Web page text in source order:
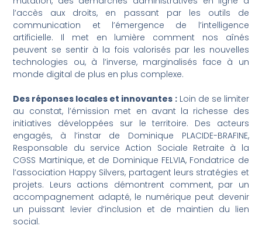
l’accès aux droits, en passant par les outils de
communication et l’émergence de l’intelligence
artificielle. Il met en lumière comment nos aînés
peuvent se sentir à la fois valorisés par les nouvelles
technologies ou, à l’inverse, marginalisés face à un
monde digital de plus en plus complexe.
Des réponses locales et innovantes :Loin de se limiter
au constat, l’émission met en avant la richesse des
initiatives développées sur le territoire. Des acteurs
engagés, à l’instar de Dominique PLACIDE-BRAFINE,
Responsable du service Action Sociale Retraite à la
CGSS Martinique, et de Dominique FELVIA, Fondatrice de
l’association Happy Silvers, partagent leurs stratégies et
projets. Leurs actions démontrent comment, par un
accompagnement adapté, le numérique peut devenir
un puissant levier d’inclusion et de maintien du lien
social.